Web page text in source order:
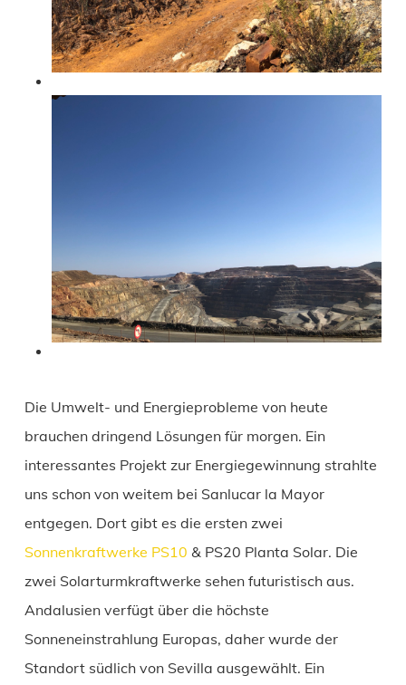
Die Umwelt- und Energieprobleme von heute
brauchen dringend Lösungen für morgen. Ein
interessantes Projekt zur Energiegewinnung strahlte
uns schon von weitem bei Sanlucar la Mayor
entgegen. Dort gibt es die ersten zwei
Sonnenkraftwerke PS10 & PS20 Planta Solar. Die
zwei Solarturmkraftwerke sehen futuristisch aus.
Andalusien verfügt über die höchste
Sonneneinstrahlung Europas, daher wurde der
Standort südlich von Sevilla ausgewählt. Ein